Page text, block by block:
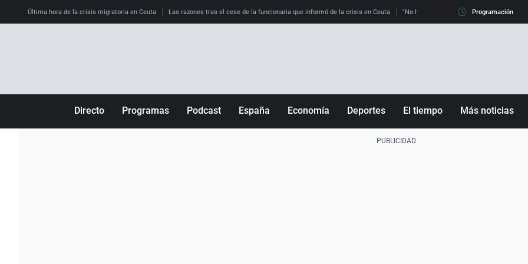
Última hora de la crisis migratoria en Ceuta Las razones tras el cese de la funcionaria que informó de la crisis en Ceuta "No hay mafias, que no nos engañen":
Programación
Directo Programas Podcast España Economía Deportes El tiempo Más noticias